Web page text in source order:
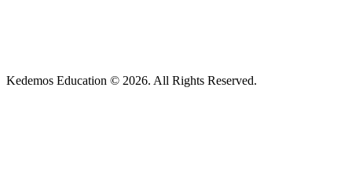
Kedemos Education © 2026. All Rights Reserved.